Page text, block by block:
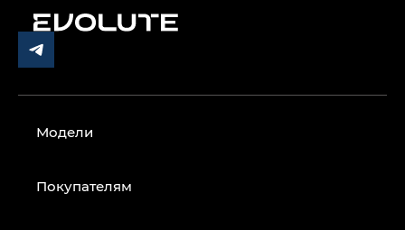
Модели
Покупателям